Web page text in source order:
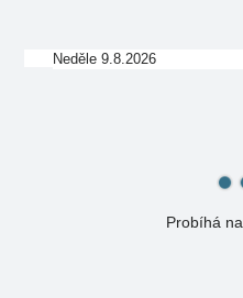
Probíhá
Neděle 9.8.2026